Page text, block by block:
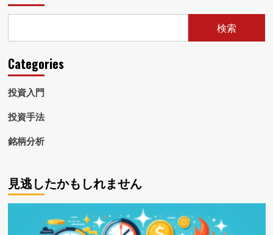
検索
Categories
投資入門
投資手法
銘柄分析
見逃したかもしれません